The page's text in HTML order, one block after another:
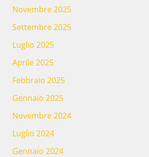
Novembre 2025
Settembre 2025
Luglio 2025
Aprile 2025
Febbraio 2025
Gennaio 2025
Novembre 2024
Luglio 2024
Gennaio 2024